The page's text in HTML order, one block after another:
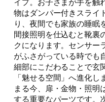
物はダンパー付きスライ
り、夜間でも家族の睡眠
間接照明を仕込むと靴裏
クになります。センサー
がふさがっている時でも
細部にこだわることで玄
「魅せる空間」へ進化
まる今、扉・金物・照明
する重要なパーツです。